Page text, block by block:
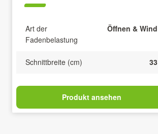
Art der
Fadenbelastung
Öffnen & Wind
Schnittbreite (cm) 33
Produkt ansehen